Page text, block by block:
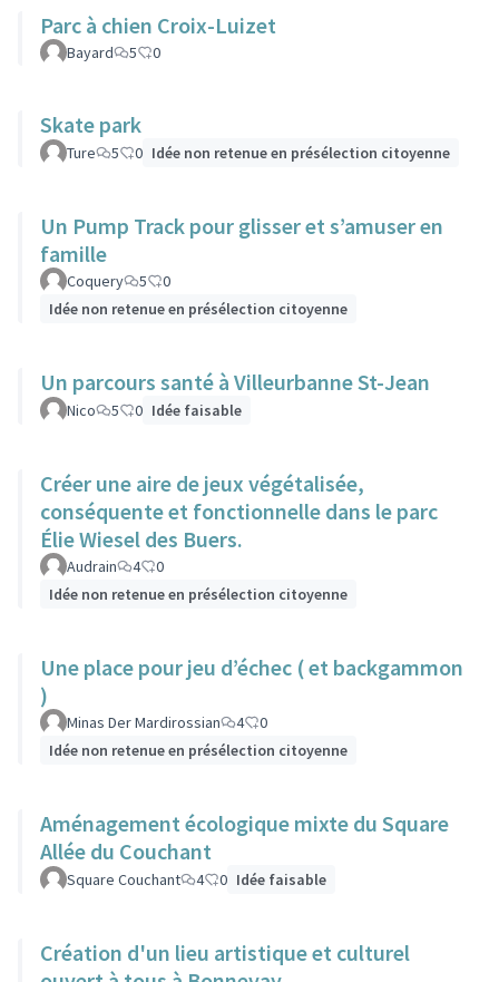
Parc à chien Croix-Luizet
Bayard 5 0
Skate park
Ture 5 0 Idée non retenue en présélection citoyenne
Un Pump Track pour glisser et s’amuser en
famille
Coquery 5
0
Idée non retenue en présélection citoyenne
Un parcours santé à Villeurbanne St-Jean
Nico 5 0 Idée faisable
Créer une aire de jeux végétalisée,
conséquente et fonctionnelle dans le parc
Élie Wiesel des Buers.
Audrain 4
0
Idée non retenue en présélection citoyenne
Une place pour jeu d’échec ( et backgammon
)
Minas Der Mardirossian 4
0
Idée non retenue en présélection citoyenne
Aménagement écologique mixte du Square
Allée du Couchant
Square Couchant 4 0 Idée faisable
Création d'un lieu artistique et culturel